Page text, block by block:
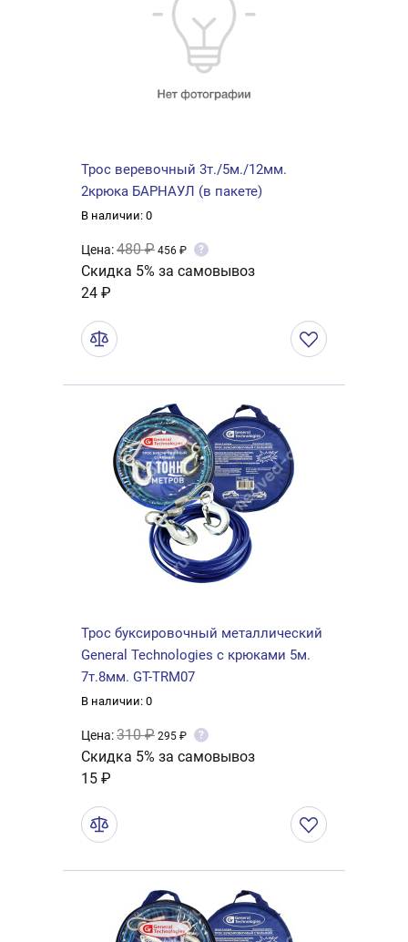
Трос веревочный 3т./5м./12мм.
2крюка БАРНАУЛ (в пакете)
В наличии: 0
Цена:480 ₽ 456 ₽ ?
Скидка 5% за самовывоз
24 ₽
Трос буксировочный металлический
General Technologies с крюками 5м.
7т.8мм. GT-TRM07
В наличии: 0
Цена:310 ₽ 295 ₽ ?
Скидка 5% за самовывоз
15 ₽